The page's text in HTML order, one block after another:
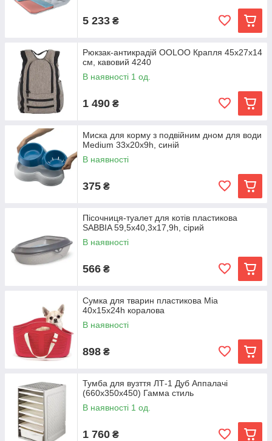
5 233 ₴
Рюкзак-антикрадій OOLOO Крапля 45х27х14
см, кавовий 4240
В наявності 1 од.
1 490 ₴
Миска для корму з подвійним дном для води
Medium 33x20x9h, синій
В наявності
375 ₴
Пісочниця-туалет для котів пластикова
SABBIA 59,5x40,3x17,9h, сірий
В наявності
566 ₴
Сумка для тварин пластикова Mia
40x15x24h коралова
В наявності
898 ₴
Тумба для вузття ЛТ-1 Дуб Аппалачі
(660x350x450) Гамма стиль
В наявності 1 од.
1 760 ₴